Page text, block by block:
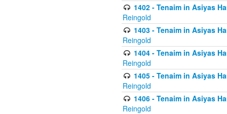
1402 - Tenaim in Asiyas
Reingold
1403 - Tenaim in Asiyas
Reingold
1404 - Tenaim in Asiyas
Reingold
1405 - Tenaim in Asiyas
Reingold
1406 - Tenaim in Asiyas
Reingold